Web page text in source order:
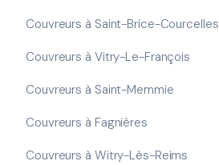
Couvreurs à Saint-Brice-Courcelles
Couvreurs à Vitry-Le-François
Couvreurs à Saint-Memmie
Couvreurs à Fagnières
Couvreurs à Witry-Lès-Reims